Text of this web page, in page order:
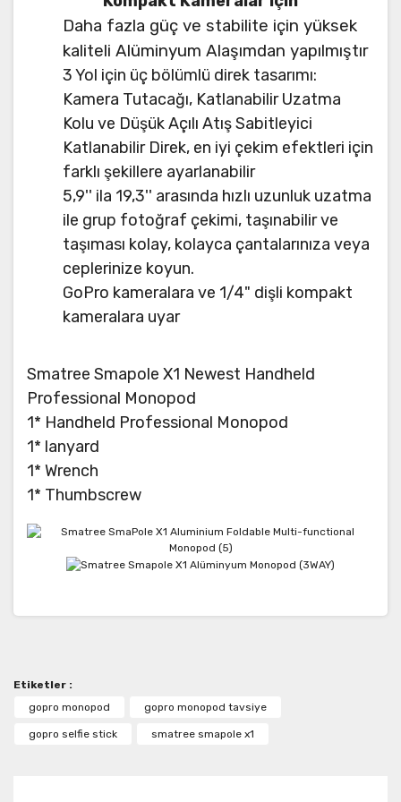
Daha fazla güç ve stabilite için yüksek
kaliteli Alüminyum Alaşımdan yapılmıştır
3 Yol için üç bölümlü direk tasarımı:
Kamera Tutacağı, Katlanabilir Uzatma
Kolu ve Düşük Açılı Atış Sabitleyici
Katlanabilir Direk, en iyi çekim efektleri için
farklı şekillere ayarlanabilir
5,9'' ila 19,3'' arasında hızlı uzunluk uzatma
ile grup fotoğraf çekimi, taşınabilir ve
taşıması kolay, kolayca çantalarınıza veya
ceplerinize koyun.
GoPro kameralara ve 1/4" dişli kompakt
kameralara uyar
Smatree Smapole X1 Newest Handheld
Professional Monopod
1* Handheld Professional Monopod
1* lanyard
1* Wrench
1* Thumbscrew
Ürün resmi kalitesiz, bozuk veya görüntülenemiyor.
Ürün açıklamasında eksik bilgiler bulunuyor.
Etiketler :
gopro monopod
gopro monopod tavsiye
gopro selfie stick smatree smapole x1